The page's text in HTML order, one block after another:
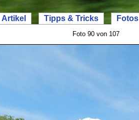
Artikel Tipps & Tricks Fotos
Foto 90 von 107